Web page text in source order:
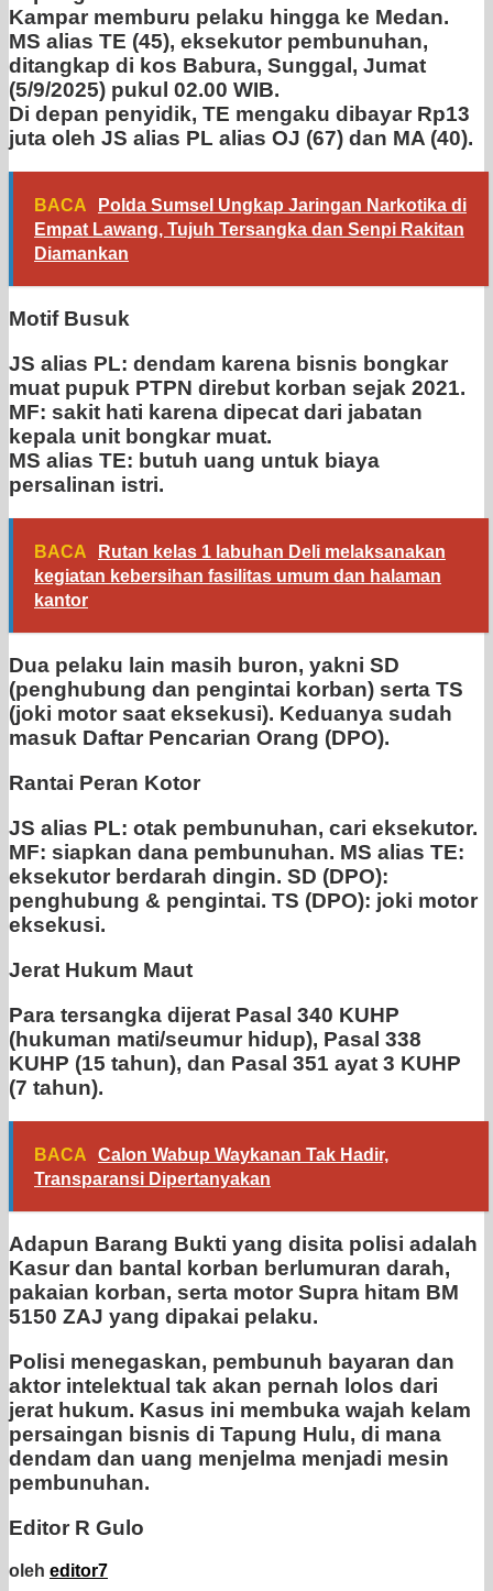
Kampar memburu pelaku hingga ke Medan.
MS alias TE (45), eksekutor pembunuhan,
ditangkap di kos Babura, Sunggal, Jumat
(5/9/2025) pukul 02.00 WIB.
Di depan penyidik, TE mengaku dibayar Rp13
juta oleh JS alias PL alias OJ (67) dan MA (40).
BACA
Polda Sumsel Ungkap Jaringan Narkotika di
Empat Lawang, Tujuh Tersangka dan Senpi Rakitan
Diamankan
Motif Busuk
JS alias PL: dendam karena bisnis bongkar
muat pupuk PTPN direbut korban sejak 2021.
MF: sakit hati karena dipecat dari jabatan
kepala unit bongkar muat.
MS alias TE: butuh uang untuk biaya
persalinan istri.
BACA
Rutan kelas 1 labuhan Deli melaksanakan
kegiatan kebersihan fasilitas umum dan halaman
kantor
Dua pelaku lain masih buron, yakni SD
(penghubung dan pengintai korban) serta TS
(joki motor saat eksekusi). Keduanya sudah
masuk Daftar Pencarian Orang (DPO).
Rantai Peran Kotor
JS alias PL: otak pembunuhan, cari eksekutor.
MF: siapkan dana pembunuhan. MS alias TE:
eksekutor berdarah dingin. SD (DPO):
penghubung & pengintai. TS (DPO): joki motor
eksekusi.
Jerat Hukum Maut
Para tersangka dijerat Pasal 340 KUHP
(hukuman mati/seumur hidup), Pasal 338
KUHP (15 tahun), dan Pasal 351 ayat 3 KUHP
(7 tahun).
BACA
Calon Wabup Waykanan Tak Hadir,
Transparansi Dipertanyakan
Adapun Barang Bukti yang disita polisi adalah
Kasur dan bantal korban berlumuran darah,
pakaian korban, serta motor Supra hitam BM
5150 ZAJ yang dipakai pelaku.
Polisi menegaskan, pembunuh bayaran dan
aktor intelektual tak akan pernah lolos dari
jerat hukum. Kasus ini membuka wajah kelam
persaingan bisnis di Tapung Hulu, di mana
dendam dan uang menjelma menjadi mesin
pembunuhan.
Editor R Gulo
oleh editor7